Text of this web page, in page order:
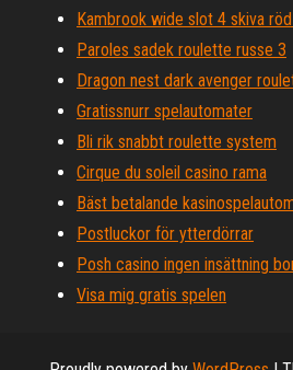
Kambrook wide slot 4 skiva
Paroles sadek roulette russe 3
Dragon nest dark avenger
Gratissnurr spelautomater
Bli rik snabbt roulette system
Cirque du soleil casino rama
Bäst betalande
Postluckor för ytterdörrar
Posh casino ingen insättning
Visa mig gratis spelen